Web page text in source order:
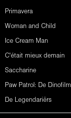
Primavera
Woman and Child
Ice Cream Man
C'était mieux demain
Saccharine
Paw Patrol: De Dinofilm
De Legendariërs